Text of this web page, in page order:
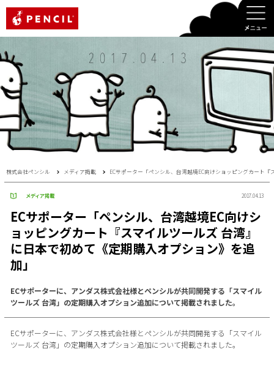
株式会社ペンシル メディア掲載 ECサポーター「ペンシル、台湾越境EC向けショッピングカート
メディア掲載 2017.04.13
ECサポーター「ペンシル、台湾越境EC向けシ
ョッピングカート『スマイルツールズ 台湾』
に日本で初めて《定期購入オプション》を追
加」
ECサポーターに、アンダス株式会社様とペンシルが共同開発する「スマイル
ツールズ 台湾」の定期購入オプション追加について掲載されました。
ECサポーターに、アンダス株式会社様とペンシルが共同開発する「スマイル
ツールズ 台湾」の定期購入オプション追加について掲載されました。